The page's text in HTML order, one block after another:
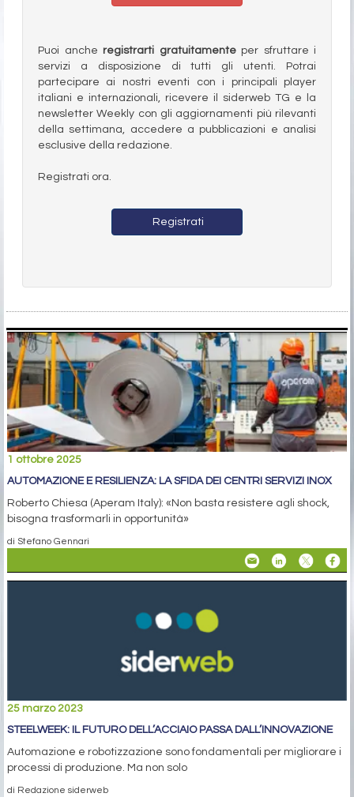
Puoi anche registrarti gratuitamenteper sfruttare i
servizi a disposizione di tutti gli utenti. Potrai
partecipare ai nostri eventi con i principali player
italiani e internazionali, ricevere il siderweb TG e la
newsletter Weekly con gli aggiornamenti più rilevanti
della settimana, accedere a pubblicazioni e analisi
esclusive della redazione.
Registrati ora.
Registrati
1 ottobre 2025
AUTOMAZIONE E RESILIENZA: LA SFIDA DEI CENTRI SERVIZI INOX
Roberto Chiesa (Aperam Italy): «Non basta resistere agli shock,
bisogna trasformarli in opportunità»
di Stefano Gennari
25 marzo 2023
STEELWEEK: IL FUTURO DELL’ACCIAIO PASSA DALL’INNOVAZIONE
Automazione e robotizzazione sono fondamentali per migliorare i
processi di produzione. Ma non solo
di Redazione siderweb